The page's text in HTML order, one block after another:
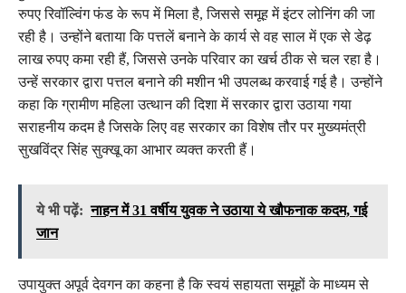
रुपए रिवॉल्विंग फंड के रूप में मिला है, जिससे समूह में इंटर लोनिंग की जा
रही है। उन्होंने बताया कि पत्तलें बनाने के कार्य से वह साल में एक से डेढ़
लाख रुपए कमा रही हैं, जिससे उनके परिवार का खर्च ठीक से चल रहा है।
उन्हें सरकार द्वारा पत्तल बनाने की मशीन भी उपलब्ध करवाई गई है। उन्होंने
कहा कि ग्रामीण महिला उत्थान की दिशा में सरकार द्वारा उठाया गया
सराहनीय कदम है जिसके लिए वह सरकार का विशेष तौर पर मुख्यमंत्री
सुखविंद्र सिंह सुक्खू का आभार व्यक्त करती हैं।
ये भी पढ़ें: नाहन में 31 वर्षीय युवक ने उठाया ये खौफनाक कदम, गई
जान
उपायुक्त अपूर्व देवगन का कहना है कि स्वयं सहायता समूहों के माध्यम से